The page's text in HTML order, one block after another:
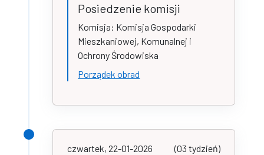
Posiedzenie komisji
Komisja: Komisja Gospodarki
Mieszkaniowej, Komunalnej i
Ochrony Środowiska
Porządek obrad
czwartek, 22-01-2026 (03 tydzień)